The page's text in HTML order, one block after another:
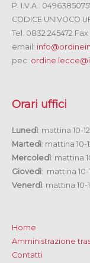
P. I.V.A.:
CODICE UNIVOCO
Tel. 0832 245472
email:
pec:
Orari uffici
Lunedì: mattina 10-
Martedì: mattina 10-
Mercoledì: mattina
Giovedì: mattina
Venerdì: mattina 10-
Home
Amministrazione
Contatti